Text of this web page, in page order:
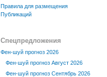
Правила для размещения
Публикаций
Спецпредложения
Фен-шуй прогноз 2026
Фен-шуй прогноз Август 2026
Фен-шуй прогноз Сентябрь 2026